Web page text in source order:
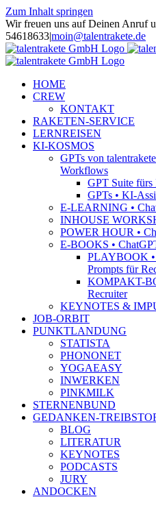
Zum Inhalt springen
Wir freuen uns auf Deinen Anruf
54618633|moin@talentrakete.de
HOME
CREW
KONTAKT
RAKETEN-SERVICE
LERNREISEN
KI-KOSMOS
GPTs von
Workflows
GPT Suite
GPTs • KI-
E-LEARNING •
INHOUSE
POWER HOUR •
E-BOOKS •
PLAYBOOK •
Prompts für
KOMPAKT-
Recruiter
KEYNOTES &
JOB-ORBIT
PUNKTLANDUNG
STATISTA
PHONONET
YOGAEASY
INWERKEN
PINKMILK
STERNENBUND
GEDANKEN-
BLOG
LITERATUR
KEYNOTES
PODCASTS
JURY
ANDOCKEN